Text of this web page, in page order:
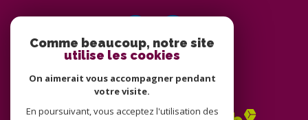
Adhérents
Comme beaucoup, notre site
utilise les cookies
On aimerait vous accompagner pendant
votre visite.
En poursuivant, vous acceptez l'utilisation des